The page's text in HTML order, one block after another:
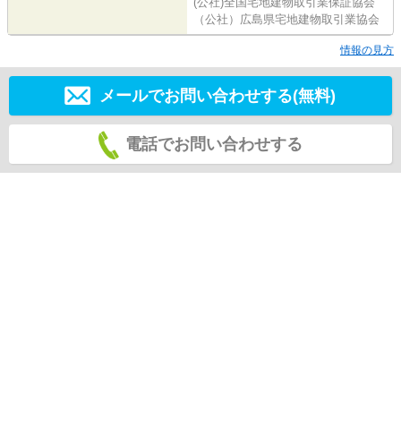
（公社）広島県宅地建物取引業協会
情報の見方
メールでお問い合わせする(無料)
電話でお問い合わせする